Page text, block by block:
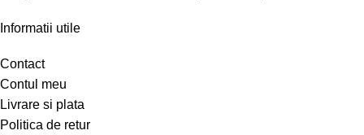
Informatii utile
Contact
Contul meu
Livrare si plata
Politica de retur